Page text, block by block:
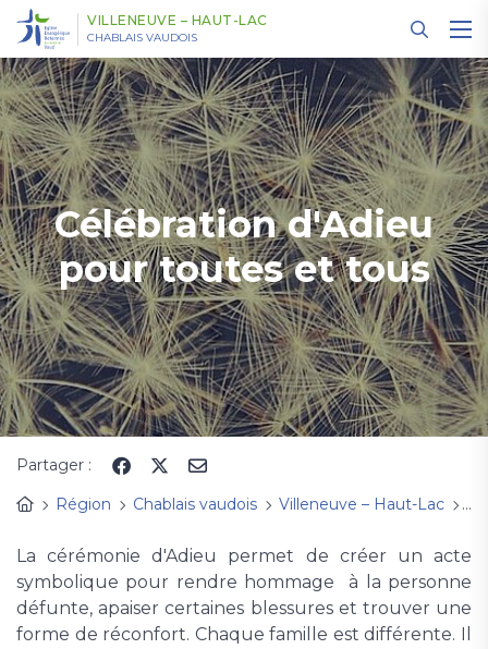
VILLENEUVE – HAUT-LAC
CHABLAIS VAUDOIS
Célébration d'Adieu
pour toutes et tous
Partager :
Région
Chablais vaudois Villeneuve – Haut-Lac
La cérémonie d'Adieu permet de créer un acte
symbolique pour rendre hommage à la personne
défunte, apaiser certaines blessures et trouver une
forme de réconfort. Chaque famille est différente. Il
Panneau de gestion des cookies